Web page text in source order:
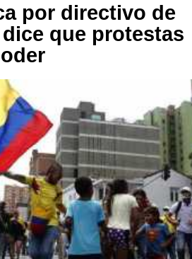
por directivo de
que protestas